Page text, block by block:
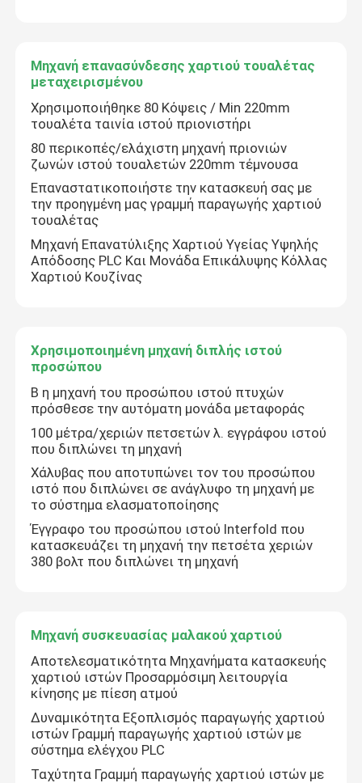
Σπίτι
Προϊόντα
Σχετικά με εμάς
Μηχανή επανασύνδεσης χαρτιού τουαλέτας
μεταχειρισμένου
Χρησιμοποιήθηκε 80 Κόψεις / Min 220mm
τουαλέτα ταινία ιστού πριονιστήρι
80 περικοπές/ελάχιστη μηχανή πριονιών
ζωνών ιστού τουαλετών 220mm τέμνουσα
Επαναστατικοποιήστε την κατασκευή σας με
την προηγμένη μας γραμμή παραγωγής χαρτιού
τουαλέτας
Μηχανή Επανατύλιξης Χαρτιού Υγείας Υψηλής
Απόδοσης PLC Και Μονάδα Επικάλυψης Κόλλας
Χαρτιού Κουζίνας
Χρησιμοποιημένη μηχανή διπλής ιστού
προσώπου
Β η μηχανή του προσώπου ιστού πτυχών
πρόσθεσε την αυτόματη μονάδα μεταφοράς
100 μέτρα/χεριών πετσετών λ. εγγράφου ιστού
που διπλώνει τη μηχανή
Χάλυβας που αποτυπώνει τον του προσώπου
ιστό που διπλώνει σε ανάγλυφο τη μηχανή με
το σύστημα ελασματοποίησης
Έγγραφο του προσώπου ιστού Interfold που
κατασκευάζει τη μηχανή την πετσέτα χεριών
380 βολτ που διπλώνει τη μηχανή
Μηχανή συσκευασίας μαλακού χαρτιού
Αποτελεσματικότητα Μηχανήματα κατασκευής
χαρτιού ιστών Προσαρμόσιμη λειτουργία
κίνησης με πίεση ατμού
Δυναμικότητα Εξοπλισμός παραγωγής χαρτιού
ιστών Γραμμή παραγωγής χαρτιού ιστών με
σύστημα ελέγχου PLC
Ταχύτητα Γραμμή παραγωγής χαρτιού ιστών με